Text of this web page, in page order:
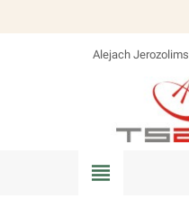
Alejach
view_headline